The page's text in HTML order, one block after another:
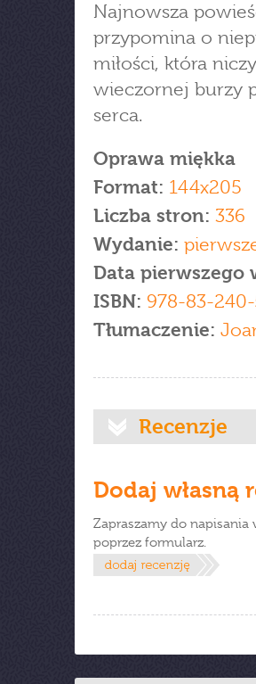
Najnowsza
przypomina o
miłości, która
wieczornej burzy
serca.
Oprawa miękka
Format: 144x205
Liczba stron: 336
Wydanie:
Data pierwszego
ISBN: 978-83-
Tłumaczenie:
Recenzje
Dodaj własną
Zapraszamy do napisania
poprzez formularz.